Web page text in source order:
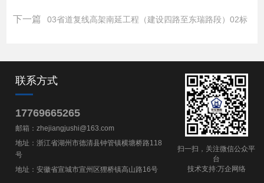
下一篇 03省道复线高架南延工程（建设四路至东瑞路段）02标
联系方式
17769665265
邮箱：zhejiangjushi@163.com
地址：浙江省湖州市德清县钟管镇横塘桥路118
号
地址：安徽省宣城市宣州区狸桥镇高山路16号
扫一扫，关注微信公众平
台
技术支持:万企网络